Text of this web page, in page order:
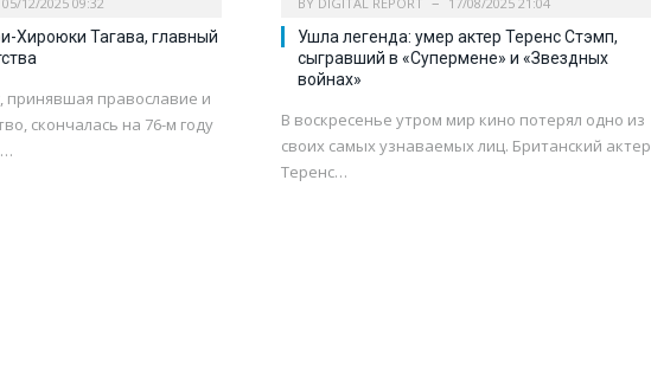
Хироюки Тагава, главный
принявшая православие и
скончалась на 76-м году
Ушла легенда: умер актер Теренс Стэмп,
сыгравший в «Супермене» и «Звездных
войнах»
В воскресенье утром мир кино потерял одно из
своих самых узнаваемых лиц. Британский актер
Теренс…